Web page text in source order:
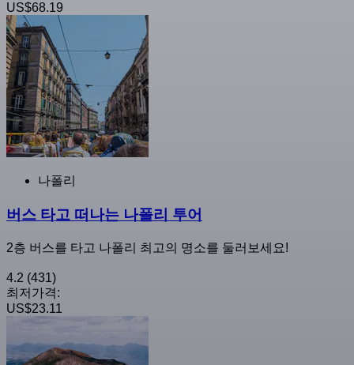
US$68.19
나폴리
버스 타고 떠나는 나폴리 투어
2층 버스를 타고 나폴리 최고의 명소를 둘러보세요!
4.2 (431)
최저가격:
US$23.11